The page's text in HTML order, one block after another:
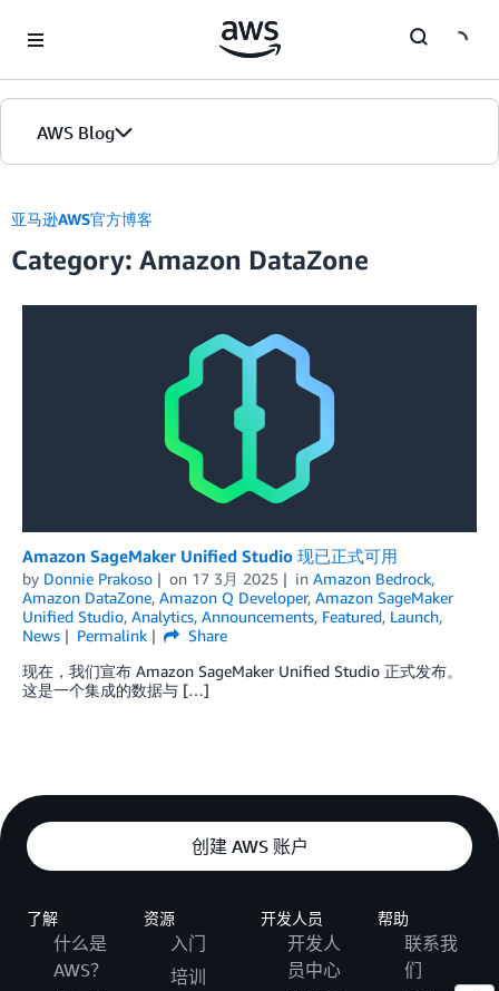
AWS Blog
首页
版本
亚马逊AWS官方博客
Category: Amazon DataZone
Amazon SageMaker Unified Studio 现已正式可用
by Donnie Prakoso on 17 3月 2025 in Amazon Bedrock,
Amazon DataZone, Amazon Q Developer, Amazon SageMaker
Unified Studio, Analytics, Announcements, Featured, Launch,
News
Permalink
Share
现在，我们宣布 Amazon SageMaker Unified Studio 正式发布。
这是一个集成的数据与 […]
创建 AWS 账户
了解
什么是
AWS？
资源
入门
培训
开发人员
开发人
员中心
帮助
联系我
们